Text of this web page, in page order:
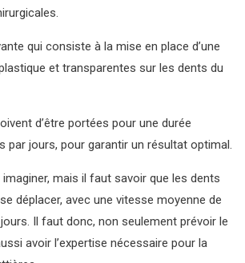
qui consiste à la mise en place d’une
et transparentes sur les dents du
d’être portées pour une durée
par jours, pour garantir un résultat optimal.
mais il faut savoir que les dents
déplacer, avec une vitesse moyenne de
Il faut donc, non seulement prévoir le
avoir l’expertise nécessaire pour la